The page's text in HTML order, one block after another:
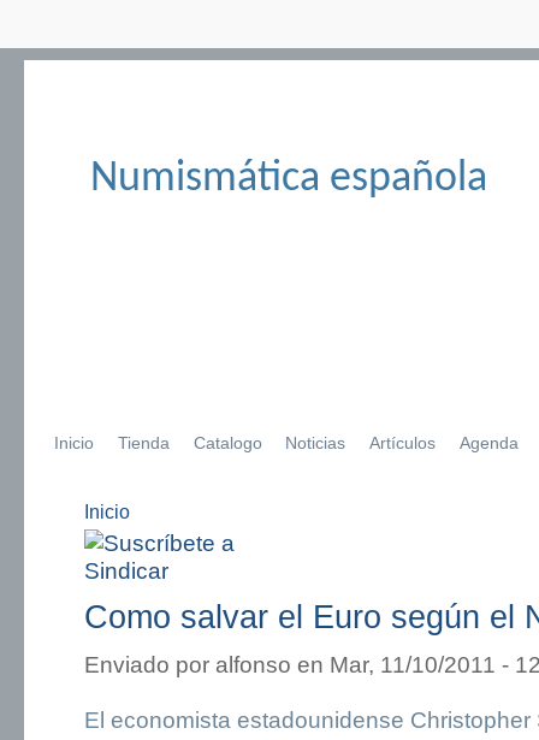
Numismática española
Inicio Tienda Catalogo Noticias Artículos Agenda
Se encuentra usted aquí
Inicio
Como salvar el Euro según el
Enviado por alfonso en Mar, 11/10/2011 -
El economista estadounidense